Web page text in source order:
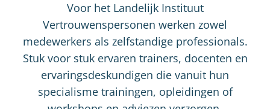
Voor het Landelijk Instituut
Vertrouwenspersonen werken zowel
medewerkers als zelfstandige professionals.
Stuk voor stuk ervaren trainers, docenten en
ervaringsdeskundigen die vanuit hun
specialisme trainingen, opleidingen of